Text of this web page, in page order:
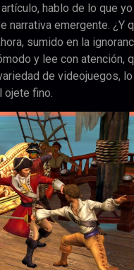
hablo de lo que
narrativa emergente. ¿Y
sumido en la
y lee con atención,
de videojuegos,
ojete fino.